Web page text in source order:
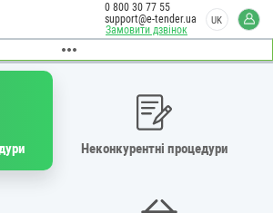
Замовити дзвінок
0 800 30 77 55
support@e-tender.ua
UK
Неконкурентні процедури